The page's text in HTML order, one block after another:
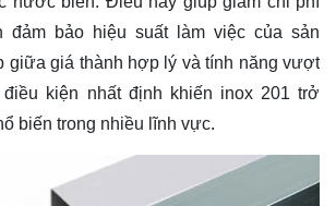
đảm bảo hiệu suất làm việc của sản
giữa giá thành hợp lý và tính năng vượt
kiện nhất định khiến inox 201 trở
biến trong nhiều lĩnh vực.